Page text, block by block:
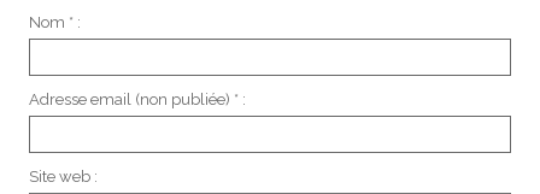
Nom * :
Adresse email (non publiée) * :
Site web :